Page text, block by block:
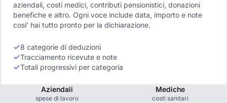
aziendali, costi medici, contributi pensionistici, donazioni
benefiche e altro. Ogni voce include data, importo e note
cosi' hai tutto pronto per la dichiarazione.
8 categorie di deduzioni
Tracciamento ricevute e note
Totali progressivi per categoria
Aziendali
spese di lavoro
Mediche
costi sanitari